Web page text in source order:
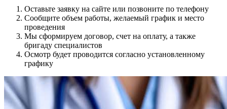
Оставьте заявку на сайте или позвоните по телефону
Сообщите объем работы, желаемый график и место
проведения
Мы сформируем договор, счет на оплату, а также
бригаду специалистов
Осмотр будет проводится согласно установленному
графику